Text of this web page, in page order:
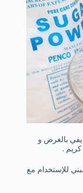
يفي بالغرض و
.
للإستخدام مع